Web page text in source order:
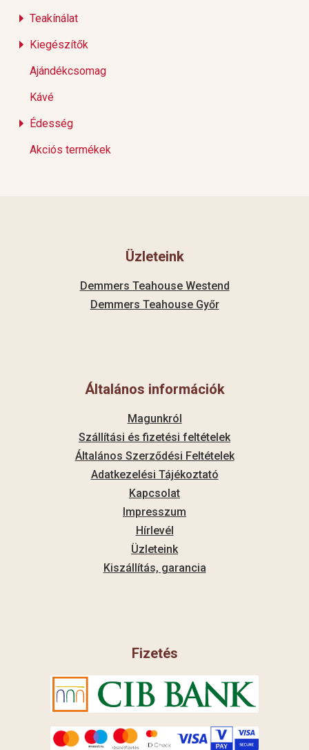
Teakínálat
Kiegészítők
Ajándékcsomag
Kávé
Édesség
Akciós termékek
Üzleteink
Demmers Teahouse Westend
Demmers Teahouse Győr
Általános információk
Magunkról
Szállítási és fizetési feltételek
Általános Szerződési Feltételek
Adatkezelési Tájékoztató
Kapcsolat
Impresszum
Hírlevél
Üzleteink
Kiszállítás, garancia
Fizetés